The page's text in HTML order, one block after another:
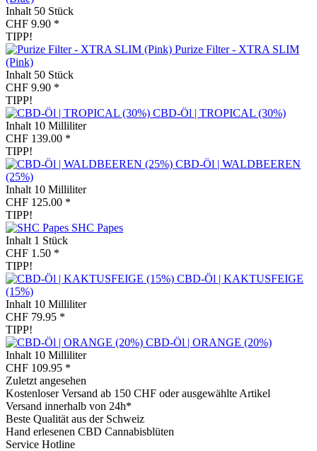
Inhalt 50 Stück
CHF 9.90 *
TIPP!
Purize Filter - XTRA SLIM
(Pink)
Inhalt 50 Stück
CHF 9.90 *
TIPP!
CBD-Öl | TROPICAL (30%)
Inhalt 10 Milliliter
CHF 139.00 *
TIPP!
CBD-Öl | WALDBEEREN
(25%)
Inhalt 10 Milliliter
CHF 125.00 *
TIPP!
SHC Papes
Inhalt 1 Stück
CHF 1.50 *
TIPP!
CBD-Öl | KAKTUSFEIGE
(15%)
Inhalt 10 Milliliter
CHF 79.95 *
TIPP!
CBD-Öl | ORANGE (20%)
Inhalt 10 Milliliter
CHF 109.95 *
Zuletzt angesehen
Kostenloser Versand ab 150 CHF oder ausgewählte Artikel
Versand innerhalb von 24h*
Beste Qualität aus der Schweiz
Hand erlesenen CBD Cannabisblüten
Service Hotline